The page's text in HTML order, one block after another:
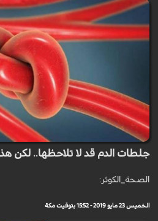
جلطات الدم قد لا تلاحظها.. لكن
الصحة_الكوثر:
الخميس 23 مايو 2019 - 15:52 بتوقيت مكة